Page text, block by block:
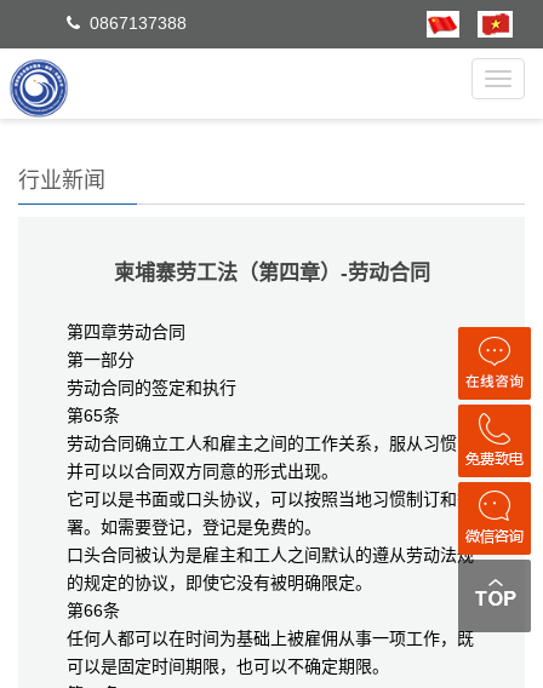
0867137388
行业新闻
柬埔寨劳工法（第四章）-劳动合同
第四章劳动合同
第一部分
劳动合同的签定和执行
第65条
劳动合同确立工人和雇主之间的工作关系，服从习惯法
并可以以合同双方同意的形式出现。
它可以是书面或口头协议，可以按照当地习惯制订和签
署。如需要登记，登记是免费的。
口头合同被认为是雇主和工人之间默认的遵从劳动法规
的规定的协议，即使它没有被明确限定。
第66条
任何人都可以在时间为基础上被雇佣从事一项工作，既
可以是固定时间期限，也可以不确定期限。